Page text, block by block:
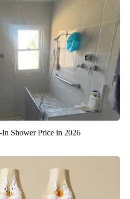
Shower Price in 2026